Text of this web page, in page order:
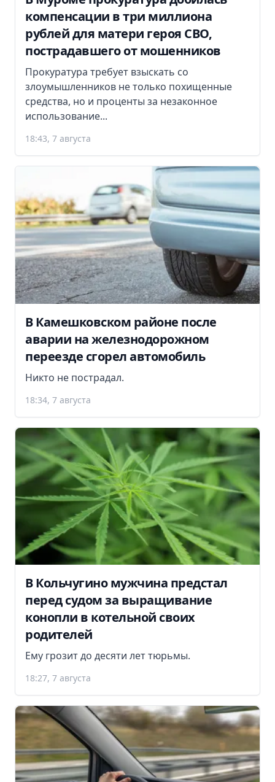
компенсации в три миллиона
рублей для матери героя СВО,
пострадавшего от мошенников
Прокуратура требует взыскать со
злоумышленников не только похищенные
средства, но и проценты за незаконное
использование...
18:43, 7 августа
В Камешковском районе после
аварии на железнодорожном
переезде сгорел автомобиль
Никто не пострадал.
18:34, 7 августа
В Кольчугино мужчина предстал
перед судом за выращивание
конопли в котельной своих
родителей
Ему грозит до десяти лет тюрьмы.
18:27, 7 августа